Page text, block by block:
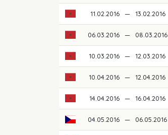
11.02.2016 — 13.02.2016
06.03.2016 — 08.03.2016
10.03.2016 — 12.03.2016
10.04.2016 — 12.04.2016
14.04.2016 — 16.04.2016
04.05.2016 — 06.05.2016